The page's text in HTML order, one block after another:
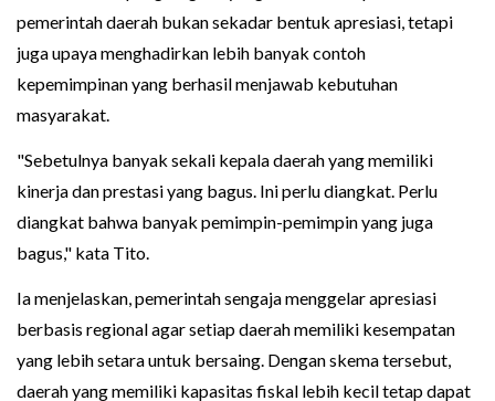
pemerintah daerah bukan sekadar bentuk apresiasi, tetapi
juga upaya menghadirkan lebih banyak contoh
kepemimpinan yang berhasil menjawab kebutuhan
masyarakat.
"Sebetulnya banyak sekali kepala daerah yang memiliki
kinerja dan prestasi yang bagus. Ini perlu diangkat. Perlu
diangkat bahwa banyak pemimpin-pemimpin yang juga
bagus," kata Tito.
Ia menjelaskan, pemerintah sengaja menggelar apresiasi
berbasis regional agar setiap daerah memiliki kesempatan
yang lebih setara untuk bersaing. Dengan skema tersebut,
daerah yang memiliki kapasitas fiskal lebih kecil tetap dapat